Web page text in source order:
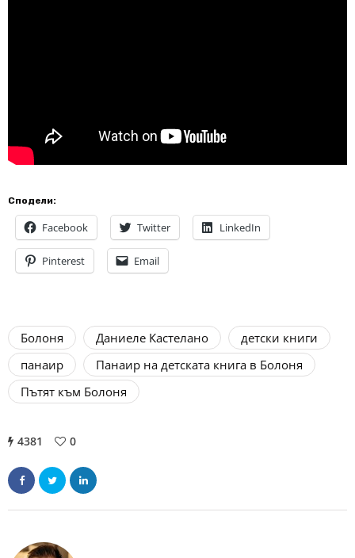
Сподели:
Facebook Twitter LinkedIn
Pinterest Email
Болоня Даниеле Кастелано
детски книги
панаир
Панаир на детската книга в Болоня
Пътят към Болоня
4381 0